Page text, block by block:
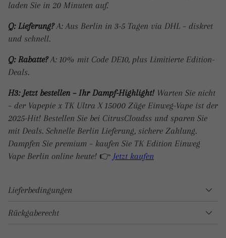
Lieferbedingungen
Rückgaberecht